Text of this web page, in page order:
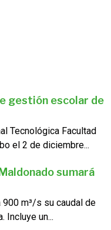
gestión escolar de
Tecnológica Facultad
el 2 de diciembre...
sumará
900 m³/s su caudal de
Incluye un...